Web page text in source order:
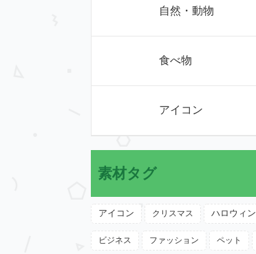
自然・動物
食べ物
アイコン
素材タグ
アイコン クリスマス ハロウィン
ビジネス ファッション ペット